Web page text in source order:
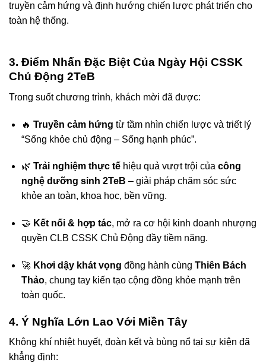
truyền cảm hứng và định hướng chiến lược phát triển cho
toàn hệ thống.
3. Điểm Nhấn Đặc Biệt Của Ngày Hội CSSK
Chủ Động 2TeB
Trong suốt chương trình, khách mời đã được:
🔥 Truyền cảm hứng từ tầm nhìn chiến lược và triết lý
“Sống khỏe chủ động – Sống hạnh phúc”.
🌿 Trải nghiệm thực tếhiệu quả vượt trội của công
nghệ dưỡng sinh 2TeB – giải pháp chăm sóc sức
khỏe an toàn, khoa học, bền vững.
🤝 Kết nối & hợp tác, mở ra cơ hội kinh doanh nhượng
quyền CLB CSSK Chủ Động đầy tiềm năng.
🚀 Khơi dậy khát vọng đồng hành cùng Thiên Bách
Thảo, chung tay kiến tạo cộng đồng khỏe mạnh trên
toàn quốc.
4. Ý Nghĩa Lớn Lao Với Miền Tây
Không khí nhiệt huyết, đoàn kết và bùng nổ tại sự kiện đã
khẳng định: